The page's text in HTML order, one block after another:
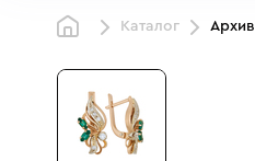
Каталог Архив